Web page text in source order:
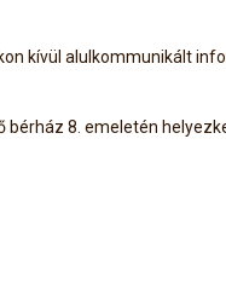
kívül alulkommunikált
bérház 8. emeletén